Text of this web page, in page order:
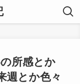
所感とか
週とか色々